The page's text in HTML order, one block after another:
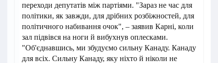
переходи депутатів між партіями. "Зараз не час для
політики, як завжди, для дрібних розбіжностей, для
політичного набивання очок", – заявив Карні, коли
зал підвівся на ноги й вибухнув оплесками.
"Об'єднавшись, ми збудуємо сильну Канаду. Канаду
для всіх. Сильну Канаду, яку ніхто й ніколи не